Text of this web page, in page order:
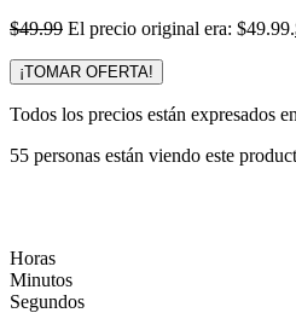
$49.99 El precio original era: $49.99.
¡TOMAR OFERTA!
Todos los precios están expresados
55 personas están viendo este
Horas
Minutos
Segundos